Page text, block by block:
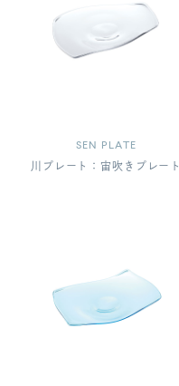
SEN PLATE
川プレート：宙吹きプレート